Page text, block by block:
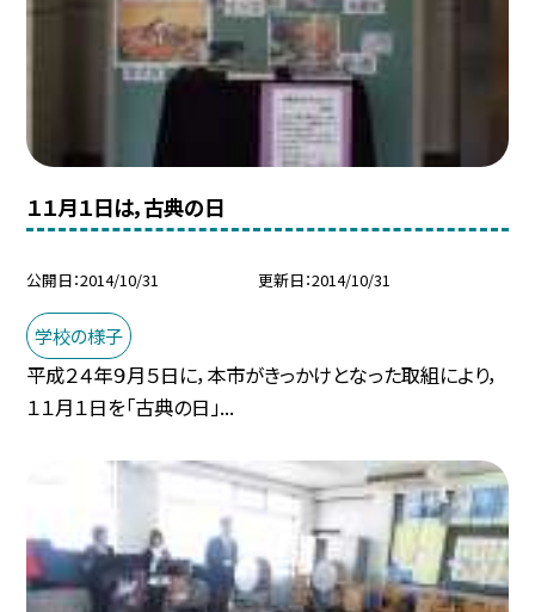
１１月１日は，古典の日
公開日 2014/10/31 更新日 2014/10/31
学校の様子
平成２４年９月５日に，本市がきっかけとなった取組により，
１１月１日を「古典の日」...